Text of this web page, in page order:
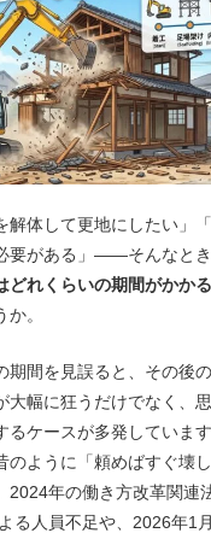
解体して更地にしたい」
要がある」——そんなと
どれくらいの期間がかか
。
期間を見誤ると、その後
大幅に狂うだけでなく、
るケースが多発していま
のように「頼めばすぐ壊
2024年の働き方改革関連
る人員不足や、2026年1